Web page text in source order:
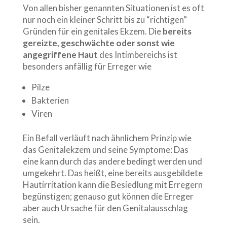
Von allen bisher genannten Situationen ist es oft
nur noch ein kleiner Schritt bis zu “richtigen”
Gründen für ein genitales Ekzem. Diebereits
gereizte, geschwächte oder sonst wie
angegriffene Haut des Intimbereichs ist
besonders anfällig für Erreger wie
Pilze
Bakterien
Viren
Ein Befall verläuft nach ähnlichem Prinzip wie
das Genitalekzem und seine Symptome: Das
eine kann durch das andere bedingt werden und
umgekehrt. Das heißt, eine bereits ausgebildete
Hautirritation kann die Besiedlung mit Erregern
begünstigen; genauso gut können die Erreger
aber auch Ursache für den Genitalausschlag
sein.